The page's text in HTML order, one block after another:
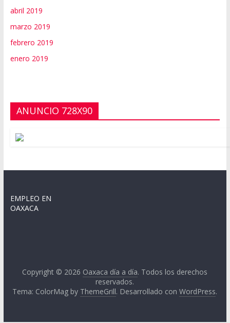
abril 2019
marzo 2019
febrero 2019
enero 2019
ANUNCIO 728X90
EMPLEO EN
OAXACA
Copyright © 2026 Oaxaca día a día. Todos los derechos
reservados.
Tema: ColorMag by ThemeGrill. Desarrollado conWordPress.